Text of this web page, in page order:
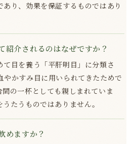
り、効果を保証するものではあり
紹介されるのはなぜですか？
目を養う「平肝明目」に分類さ
やかすみ目に用いられてきたためで
の一杯としても親しまれていま
たうものではありません。
めますか？